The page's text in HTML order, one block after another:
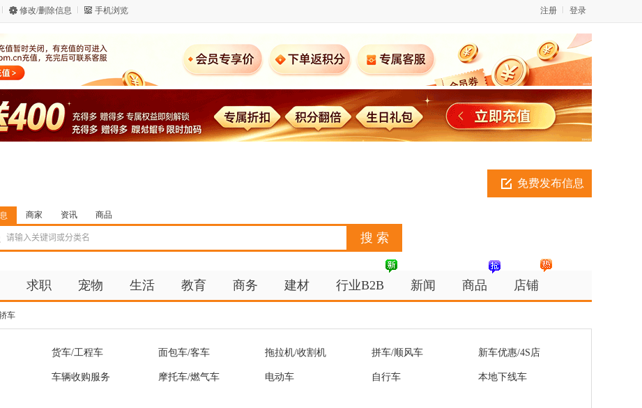
修改/删除信息 手机浏览 登录
注册
免费发布信息
商家 资讯 商品
求职 宠物 生活 教育 商务 建材 行业B2B 新闻 商品 店铺
车
货车/工程车 面包车/客车 拖拉机/收割机 拼车/顺风车 新车优惠/4S店
车辆收购服务 摩托车/燃气车 电动车 自行车 本地下线车